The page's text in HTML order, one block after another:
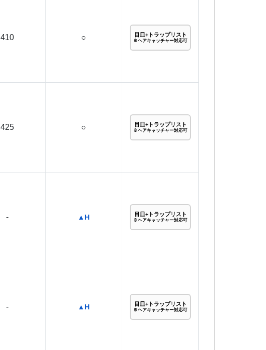
410 ○ 目皿+トラップリスト
※ヘアキャッチャー対応可
425 ○ 目皿+トラップリスト
※ヘアキャッチャー対応可
- ▲H 目皿+トラップリスト
※ヘアキャッチャー対応可
- ▲H 目皿+トラップリスト
※ヘアキャッチャー対応可